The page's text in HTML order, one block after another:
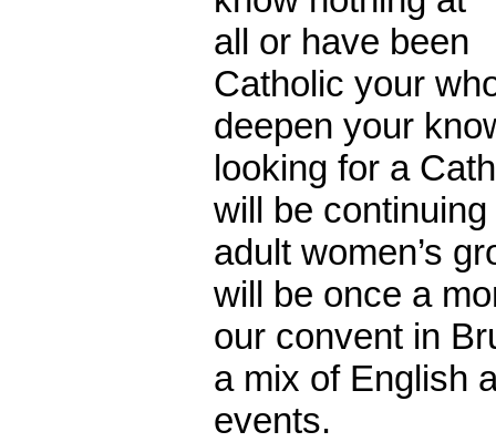
all or have been
Catholic your
deepen your
looking for a
will be
adult women’s
will be once a
our convent in
a mix of English
events.